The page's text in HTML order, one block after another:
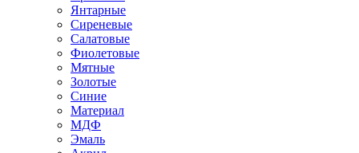
Янтарные
Сиреневые
Салатовые
Фиолетовые
Мятные
Золотые
Синие
Материал
МДФ
Эмаль